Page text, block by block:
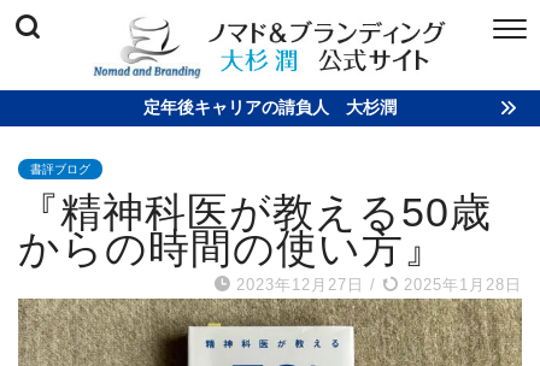
定年後キャリアの請負人 大杉潤
書評ブログ
『精神科医が教える50歳
からの時間の使い方』
2023年12月27日 / 2025年1月28日